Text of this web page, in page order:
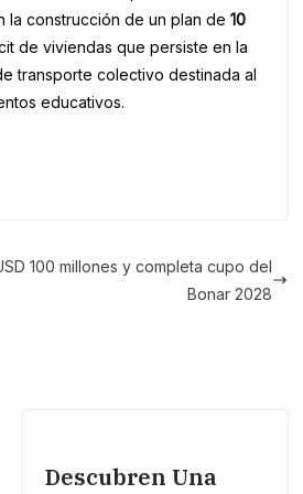
la construcción de un plan de 10
de viviendas que persiste en la
transporte colectivo destinada al
educativos.
100 millones y completa cupo del
Bonar 2028
Descubren Una